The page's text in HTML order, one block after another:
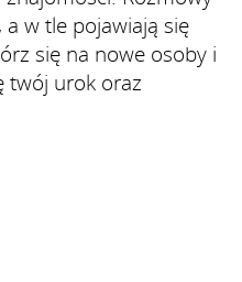
w tle pojawiają się
się na nowe osoby i
twój urok oraz